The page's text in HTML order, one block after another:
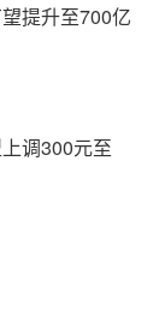
提升至700亿
调300元至